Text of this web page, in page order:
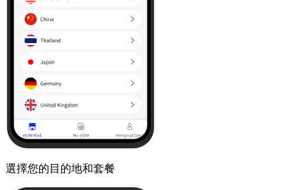
選擇您的目的地和套餐